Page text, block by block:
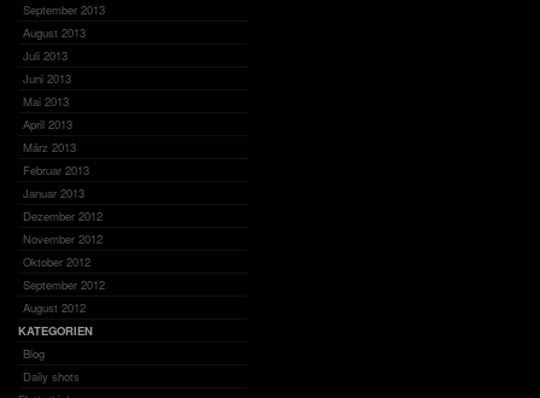
September 2013
August 2013
Juli 2013
Juni 2013
Mai 2013
April 2013
März 2013
Februar 2013
Januar 2013
Dezember 2012
November 2012
Oktober 2012
September 2012
August 2012
KATEGORIEN
Blog
Daily shots